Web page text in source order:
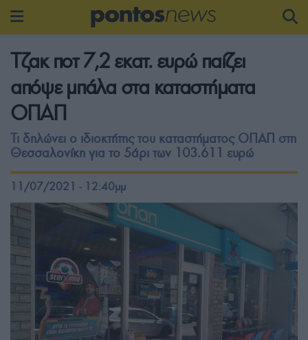
Τζακ ποτ 7,2 εκατ. ευρώ παίζει
απόψε μπάλα στα καταστήματα
ΟΠΑΠ
Τι δηλώνει ο ιδιοκτήτης του καταστήματος ΟΠΑΠ στη
Θεσσαλονίκη για το 5άρι των 103.611 ευρώ
11/07/2021 - 12:40μμ